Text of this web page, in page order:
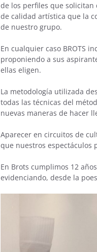
de los perfiles que
de calidad artística que la
de nuestro grupo.
En cualquier caso BROTS
proponiendo a sus
ellas eligen.
La metodología utilizada
todas las técnicas del
nuevas maneras de hacer
Aparecer en circuitos de
que nuestros espectáculos
En Brots cumplimos 12
evidenciando, desde la